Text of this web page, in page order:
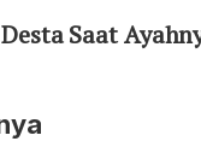
Saat